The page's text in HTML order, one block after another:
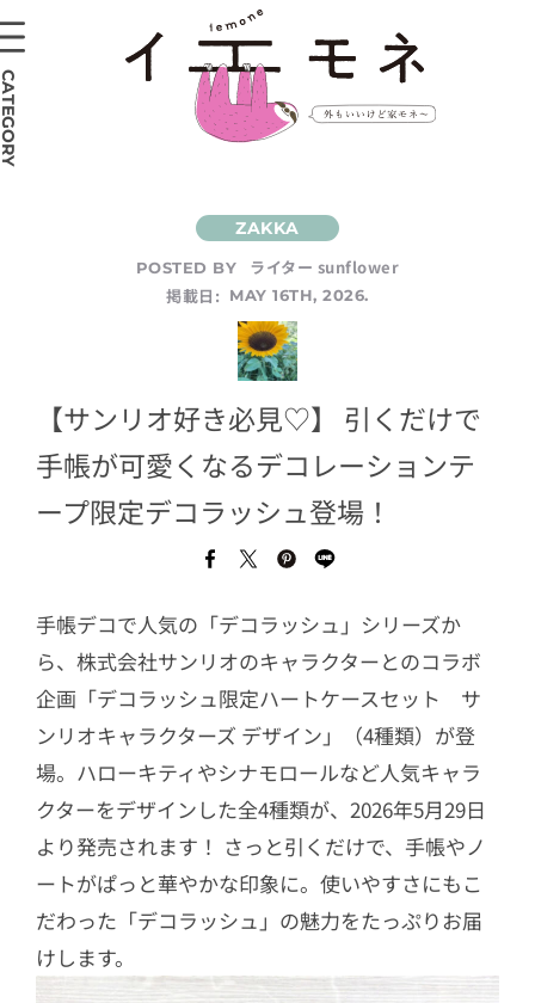
POSTED BY
ライター sunflower
掲載日:
MAY 16TH, 2026.
【サンリオ好き必見♡】 引くだけで
手帳が可愛くなるデコレーションテ
ープ限定デコラッシュ登場！
手帳デコで人気の「デコラッシュ」シリーズか
ら、株式会社サンリオのキャラクターとのコラボ
企画「デコラッシュ限定ハートケースセット サ
ンリオキャラクターズ デザイン」（4種類）が登
場。ハローキティやシナモロールなど人気キャラ
クターをデザインした全4種類が、2026年5月29日
より発売されます！ さっと引くだけで、手帳やノ
ートがぱっと華やかな印象に。使いやすさにもこ
だわった「デコラッシュ」の魅力をたっぷりお届
けします。